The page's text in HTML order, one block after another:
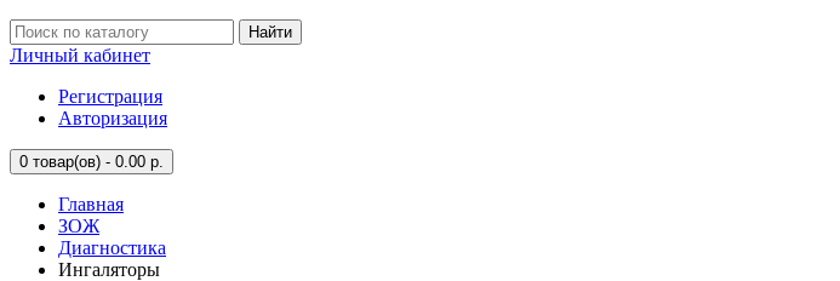
Найти
Личный кабинет
Регистрация
Авторизация
0 товар(ов) - 0.00 р.
Главная
ЗОЖ
Диагностика
Ингаляторы